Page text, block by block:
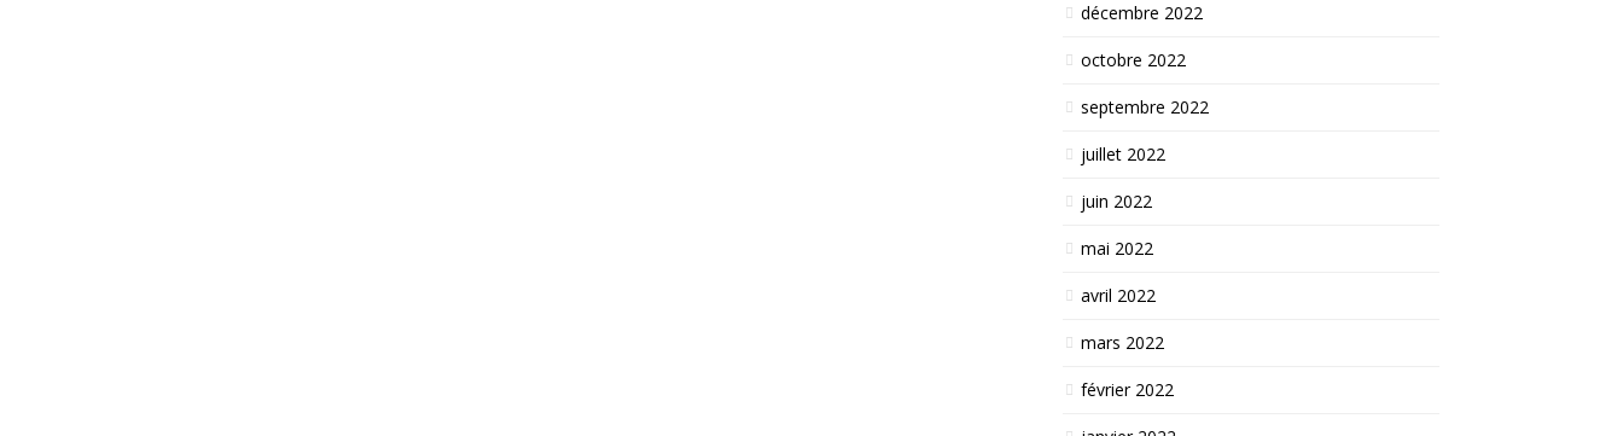
décembre 2022
octobre 2022
septembre 2022
juillet 2022
juin 2022
mai 2022
avril 2022
mars 2022
février 2022